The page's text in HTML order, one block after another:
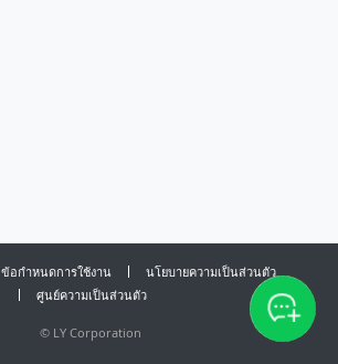
ข้อกำหนดการใช้งาน
นโยบายความเป็นส่วนตัว
ศูนย์ความเป็นส่วนตัว
© LY Corporation